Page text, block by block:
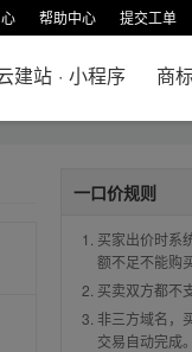
帮助中心 提交工单
建站 · 小程序 商
一口价规则
买家出价时系
额不足不能购
买卖双方都不
非三方域名，
交易自动完成